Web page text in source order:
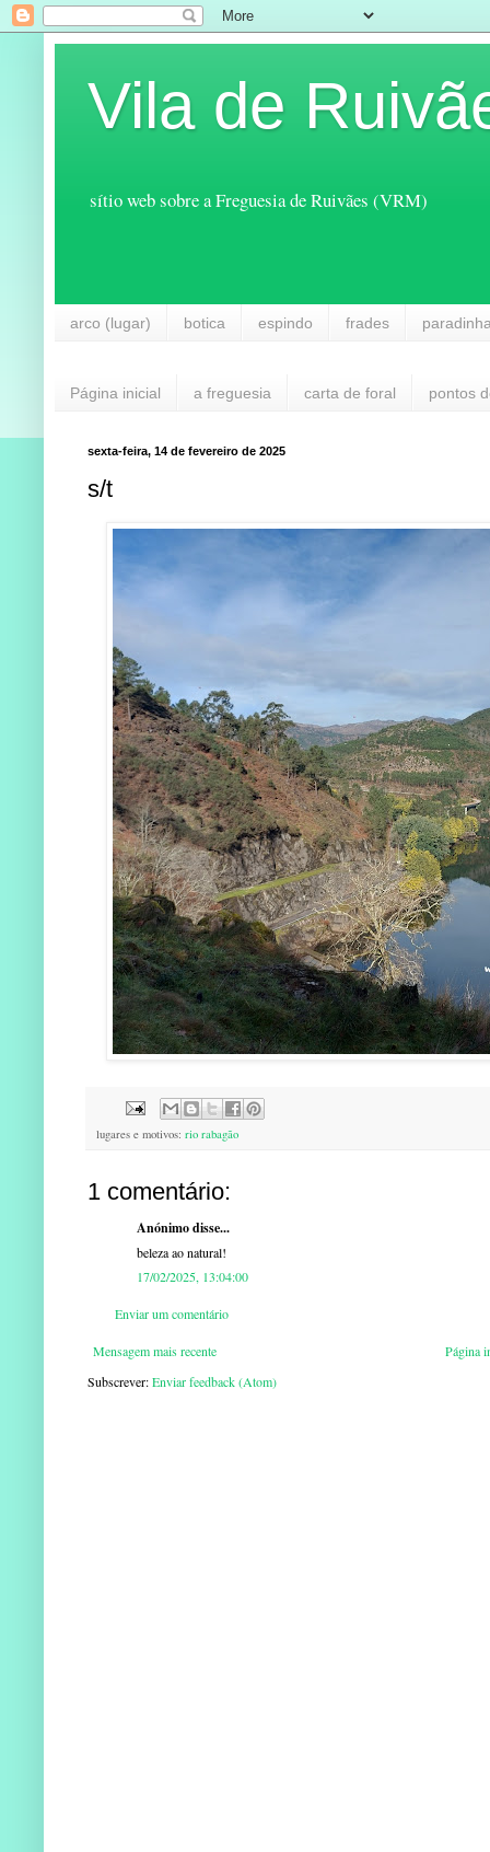
Vila de
sítio web sobre a Freguesia de Ruivães (VRM)
arco (lugar) botica espindo frades
Página inicial a freguesia carta de foral pontos
sexta-feira, 14 de fevereiro de 2025
s/t
lugares e motivos: rio rabagão
1 comentário:
Anónimo disse...
beleza ao natural!
17/02/2025, 13:04:00
Enviar um comentário
Mensagem mais recente
Página
Subscrever:Enviar feedback (Atom)